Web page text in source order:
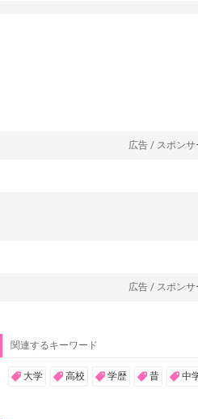
広告 / スポンサ
広告 / スポンサ
関連するキーワード
大学 高校 学歴 昔 中